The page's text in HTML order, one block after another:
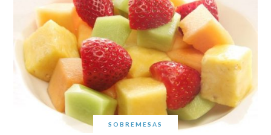
SOBREMESAS